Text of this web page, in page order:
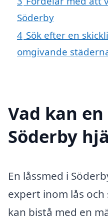
Söderby
4 Sök efter en
omgivande
Vad kan
Söderby
En låssmed i
expert inom lås
kan bistå med en